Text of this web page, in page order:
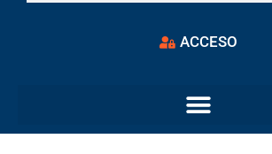
ACCESO